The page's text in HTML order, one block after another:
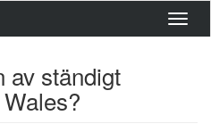
av ständigt